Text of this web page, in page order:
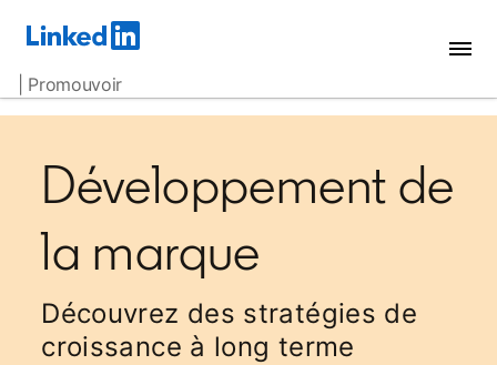
| Promouvoir
Développement de
la marque
Découvrez des stratégies de
croissance à long terme